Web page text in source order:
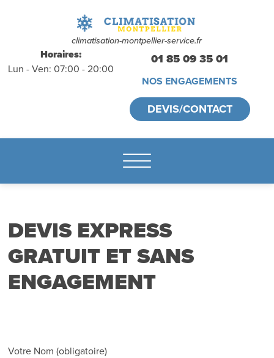
climatisation-montpellier-service.fr
Horaires:
Lun - Ven: 07:00 - 20:00
01 85 09 35 01
NOS ENGAGEMENTS
DEVIS/CONTACT
déplacements
gratuitssans
engagement
appelez-nous :
01.85.09.35.01
DEVIS EXPRESS
GRATUIT ET SANS
ENGAGEMENT
Votre Nom (obligatoire)